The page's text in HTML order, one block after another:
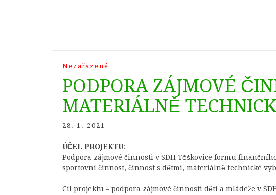
Nezařazené
PODPORA ZÁJMOVÉ
MATERIÁLNĚ
28. 1. 2021
ÚČEL PROJEKTU:
Podpora zájmové činnosti v SDH Těškovice formu
sportovní činnost, činnost s dětmi, materiálně technické
Cíl projektu – podpora zájmové činnosti dětí a mládeže v